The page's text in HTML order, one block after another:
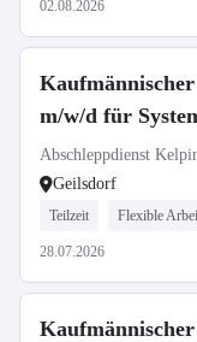
02.08.2026
m/w/d für
Abschleppdienst
Geilsdorf
Teilzeit Flexible
28.07.2026